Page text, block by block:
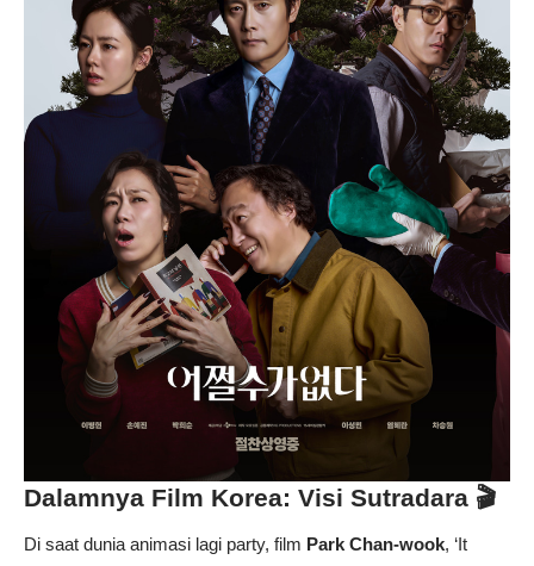
Dalamnya Film Korea: Visi Sutradara 🎬
Di saat dunia animasi lagi party, film Park Chan-wook, ‘It